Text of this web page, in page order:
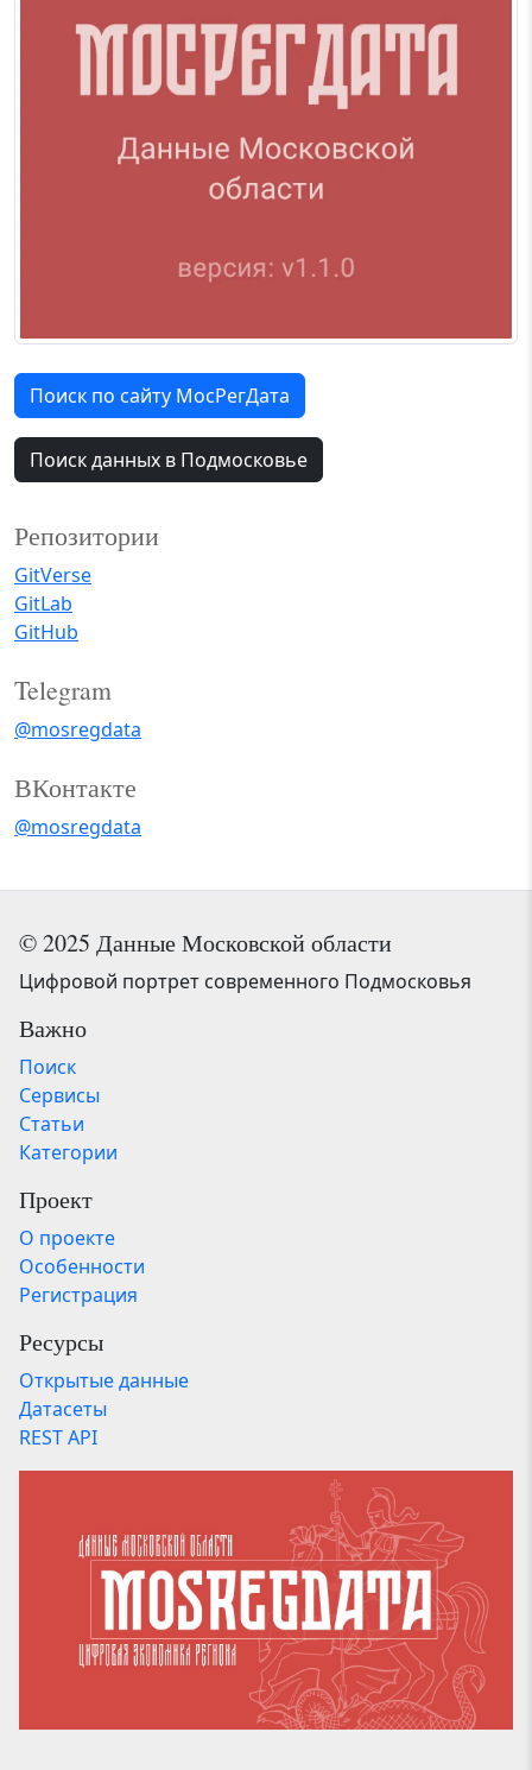
Поиск по сайту МосРегДата
Поиск данных в Подмосковье
Репозитории
GitVerse
GitLab
GitHub
Telegram
@mosregdata
ВКонтакте
@mosregdata
© 2025 Данные Московской области
Цифровой портрет современного Подмосковья
Важно
Поиск
Сервисы
Статьи
Категории
Проект
О проекте
Особенности
Регистрация
Ресурсы
Открытые данные
Датасеты
REST API